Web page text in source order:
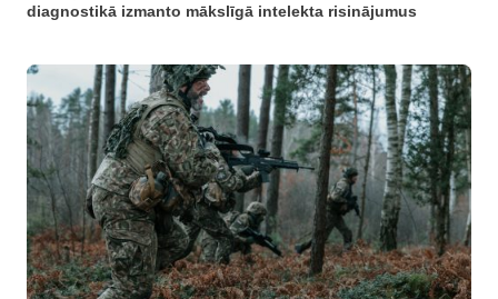
diagnostikā izmanto mākslīgā intelekta risinājumus